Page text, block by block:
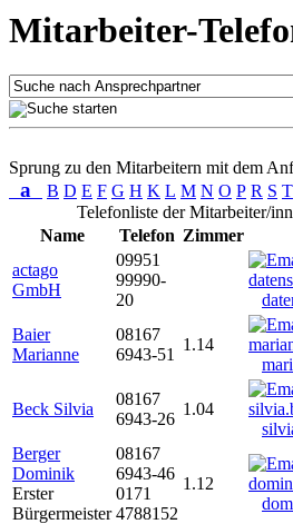
Mitarbeiter-
Sprung zu den Mitarbeitern mit dem
a B D E F G H K L M N O P R S T
Telefonliste der Mitarbeiter/
Name
Telefon Zimmer
actago
GmbH
09951
99990-
20
Baier
Marianne
08167
6943-51
1.14
Beck Silvia
08167
6943-26
1.04
Berger
Dominik
Erster
Bürgermeister
08167
6943-46
0171
4788152
1.12